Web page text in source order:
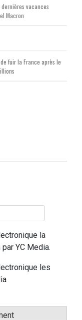
vacances
Macron
fuir la France après le
la
YC Media.
les